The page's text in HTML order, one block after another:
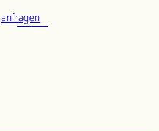
anfragen